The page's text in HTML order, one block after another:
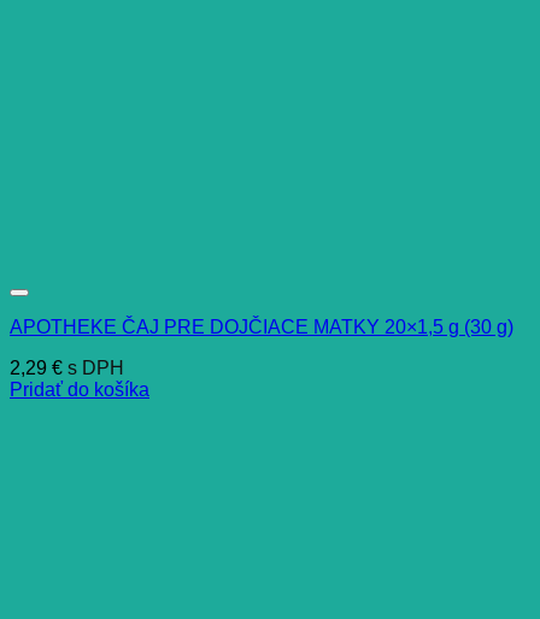
APOTHEKE ČAJ PRE DOJČIACE MATKY 20×1,5 g (30 g)
2,29 € s DPH
Pridať do košíka